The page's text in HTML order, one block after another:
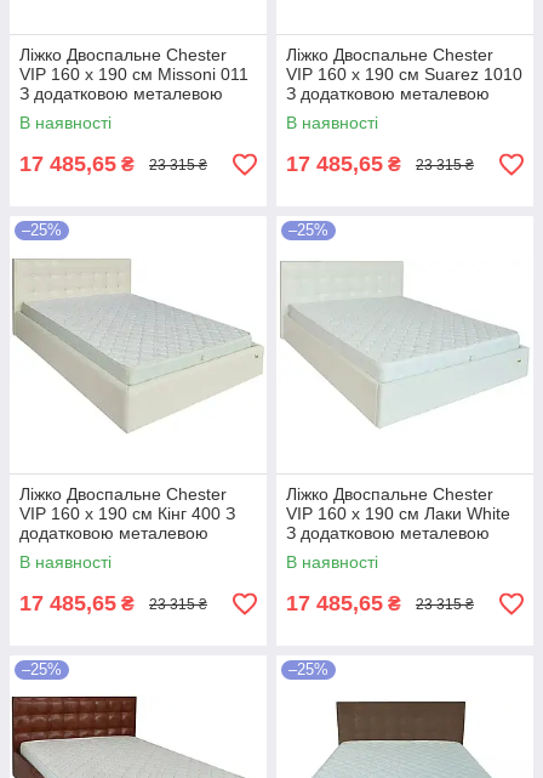
Ліжко Двоспальне Chester
VIP 160 х 190 см Missoni 011
З додатковою металевою
цільнозварною рамою
Темно-коричневий
В наявності
17 485,65 ₴ 23 315 ₴
Ліжко Двоспальне Chester
VIP 160 х 190 см Suarez 1010
З додатковою металевою
цільнозварною рамою
Коричневий
В наявності
17 485,65 ₴ 23 315 ₴
–25%
Ліжко Двоспальне Chester
VIP 160 х 190 см Кінг 400 З
додатковою металевою
цільнозварною рамою C1
Білий
В наявності
17 485,65 ₴ 23 315 ₴
–25%
Ліжко Двоспальне Chester
VIP 160 х 190 см Лаки White
З додатковою металевою
цільнозварною рамою Білий
В наявності
17 485,65 ₴ 23 315 ₴
–25% –25%